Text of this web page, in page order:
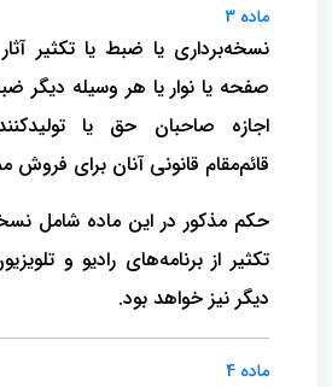
ماده 3
نسخه‌برداری یا ضبط یا تکثیر
صفحه یا نوار یا هر وسیله
اجازه صاحبان حق یا
قائم‌مقام قانونی آنان برای فروش
حکم مذکور در این ماده شامل
تکثیر از برنامه‌های رادیو و
دیگر نیز خواهد بود.
ماده 4